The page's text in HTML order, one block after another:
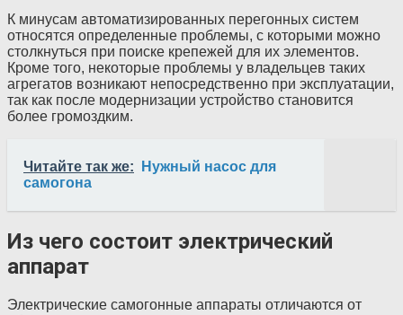
К минусам автоматизированных перегонных систем
относятся определенные проблемы, с которыми можно
столкнуться при поиске крепежей для их элементов.
Кроме того, некоторые проблемы у владельцев таких
агрегатов возникают непосредственно при эксплуатации,
так как после модернизации устройство становится
более громоздким.
Читайте так же:
Нужный насос для
самогона
Из чего состоит электрический
аппарат
Электрические самогонные аппараты отличаются от